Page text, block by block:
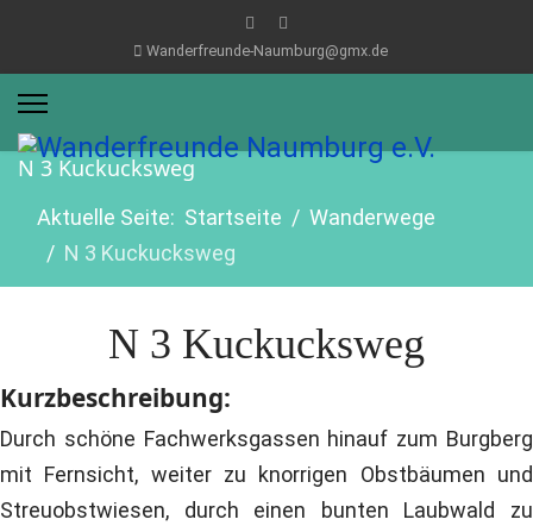
Wanderfreunde-Naumburg@gmx.de
N 3 Kuckucksweg
Aktuelle Seite: Startseite
Wanderwege
N 3 Kuckucksweg
N 3 Kuckucksweg
Kurzbeschreibung:
Durch schöne Fachwerksgassen hinauf zum Burgberg
mit Fernsicht, weiter zu knorrigen Obstbäumen und
Streuobstwiesen, durch einen bunten Laubwald zu